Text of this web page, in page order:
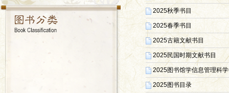
2025秋季书目
2025春季书目
2025古籍文献书目
2025民国时期文献书目
2025图书馆学信息管理科
2025图书目录